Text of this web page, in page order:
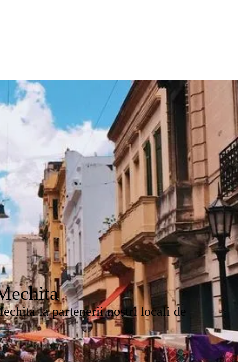
la partenerii noștri locali de